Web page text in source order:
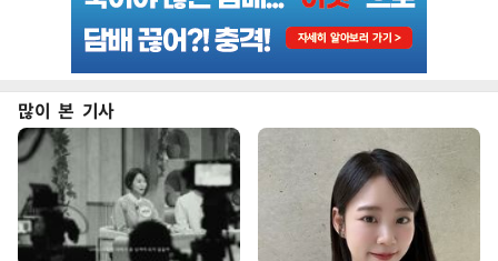
많이 본 기사